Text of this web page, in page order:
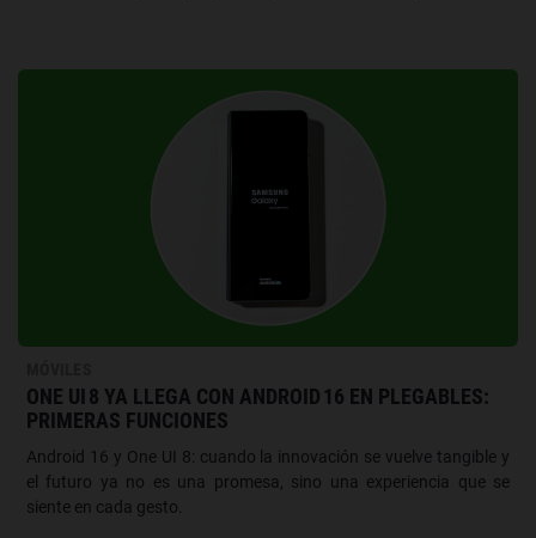
ONE UI 8 YA LLEGA CON ANDROID 16 EN PLEGABLES:
PRIMERAS FUNCIONES
Android 16 y One UI 8: cuando la innovación se vuelve tangible y
el futuro ya no es una promesa, sino una experiencia que se
siente en cada gesto.